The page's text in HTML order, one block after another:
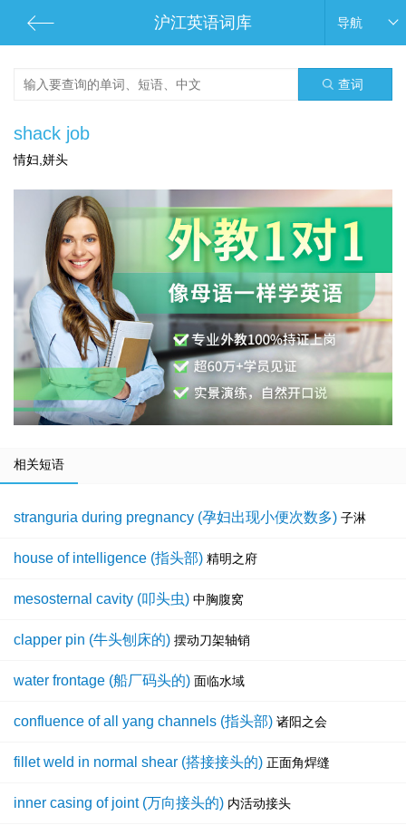
沪江英语词库 导航
查词
shack job
情妇,姘头
相关短语
stranguria during pregnancy (孕妇出现小便次数多) 子淋
house of intelligence (指头部) 精明之府
mesosternal cavity (叩头虫) 中胸腹窝
clapper pin (牛头刨床的) 摆动刀架轴销
water frontage (船厂码头的) 面临水域
confluence of all yang channels (指头部) 诸阳之会
fillet weld in normal shear (搭接接头的) 正面角焊缝
inner casing of joint (万向接头的) 内活动接头